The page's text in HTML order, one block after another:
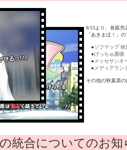
8/13より、各販売
「あきまほ！」
●ソフマップ
●げっちゅ屋様
● メッセサンオ
● メディアラン
その他の秋葉原
統合についてのお